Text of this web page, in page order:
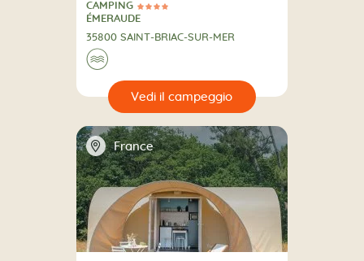
4 Stelle
CAMPING
CAMPING
ÉMERAUDE
35800 SAINT-BRIAC-SUR-MER
🌊
📍 France